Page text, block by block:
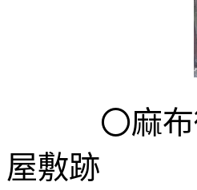
〇麻布御
屋敷跡